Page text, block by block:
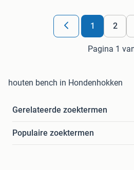
1 2
Pagina 1
houten bench in Hondenhokken
Gerelateerde zoektermen
Populaire zoektermen